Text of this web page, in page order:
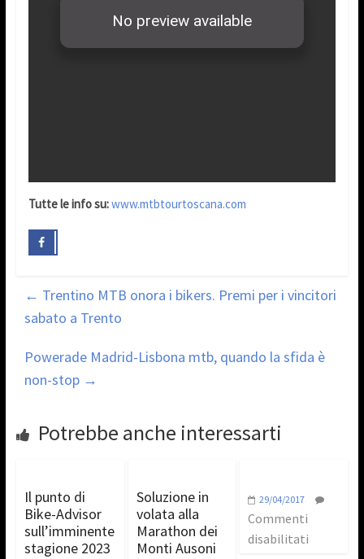
Tutte le info su:www.mtbtourtoscana.com
← Trentino MTB onora i bikers. Premi per i vincitori
sabato a Trento
Powerade Madrid-Lisbona mtb, quando la sfida è
non-stop →
Potrebbe anche interessarti
Il punto di
Bike-Advisor
sull’imminente
stagione 2023
Soluzione in
volata alla
Marathon dei
Monti Ausoni
29/04/2017
Commenti
disabilitati